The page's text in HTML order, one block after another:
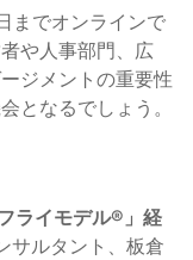
までオンラインで
や人事部門、広
ジメントの重要性
となるでしょう。
ライモデル®」経
サルタント、板倉